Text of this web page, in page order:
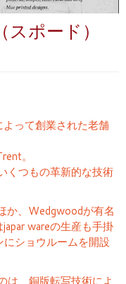
スポード）
って創業された老舗
。
くつもの革新的な技術
か、Wedgwoodが有名
wareの生産も手掛
ショウルームを開設
は、銅版転写技術によ